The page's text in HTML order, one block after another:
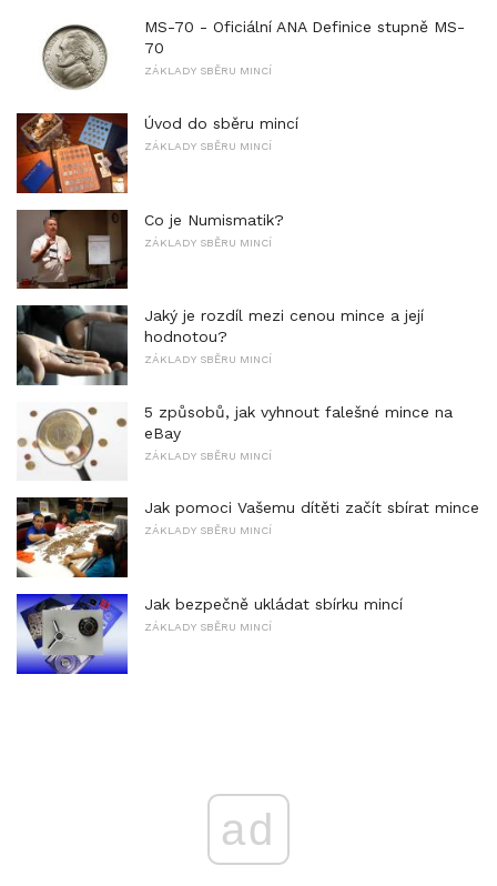
MS-70 - Oficiální ANA Definice stupně MS-
70
ZÁKLADY SBĚRU MINCÍ
Úvod do sběru mincí
ZÁKLADY SBĚRU MINCÍ
Co je Numismatik?
ZÁKLADY SBĚRU MINCÍ
Jaký je rozdíl mezi cenou mince a její
hodnotou?
ZÁKLADY SBĚRU MINCÍ
5 způsobů, jak vyhnout falešné mince na
eBay
ZÁKLADY SBĚRU MINCÍ
Jak pomoci Vašemu dítěti začít sbírat mince
ZÁKLADY SBĚRU MINCÍ
Jak bezpečně ukládat sbírku mincí
ZÁKLADY SBĚRU MINCÍ
ad